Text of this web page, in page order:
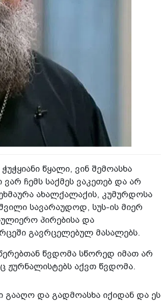
წყალი, ვინ შემოასხა
ჩემს საქმეს ვაკეთებ და არ
ახალქალაქის, კუმურდოსა
სავარაუდოდ, სუს-ის მიერ
პირებისა და
გავრცელებულ მასალებს.
წვდომა სწორედ იმათ არ
ჟურნალისტებს აქვთ წვდომა.
გააღო და გადმოასხა იქიდან და ეს